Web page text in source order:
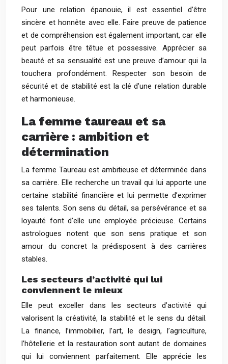
Pour une relation épanouie, il est essentiel d’être
sincère et honnête avec elle. Faire preuve de patience
et de compréhension est également important, car elle
peut parfois être têtue et possessive. Apprécier sa
beauté et sa sensualité est une preuve d’amour qui la
touchera profondément. Respecter son besoin de
sécurité et de stabilité est la clé d’une relation durable
et harmonieuse.
La femme taureau et sa
carrière : ambition et
détermination
La femme Taureau est ambitieuse et déterminée dans
sa carrière. Elle recherche un travail qui lui apporte une
certaine stabilité financière et lui permette d’exprimer
ses talents. Son sens du détail, sa persévérance et sa
loyauté font d’elle une employée précieuse. Certains
astrologues notent que son sens pratique et son
amour du concret la prédisposent à des carrières
stables.
Les secteurs d’activité qui lui
conviennent le mieux
Elle peut exceller dans les secteurs d’activité qui
valorisent la créativité, la stabilité et le sens du détail.
La finance, l’immobilier, l’art, le design, l’agriculture,
l’hôtellerie et la restauration sont autant de domaines
qui lui conviennent parfaitement. Elle apprécie les